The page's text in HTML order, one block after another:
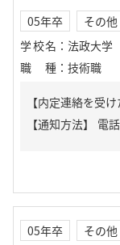
05年卒 その他
学校名 ： 法政大学
職種 ： 技術職
【内定連絡を受け
【通知方法】
電話
05年卒 その他